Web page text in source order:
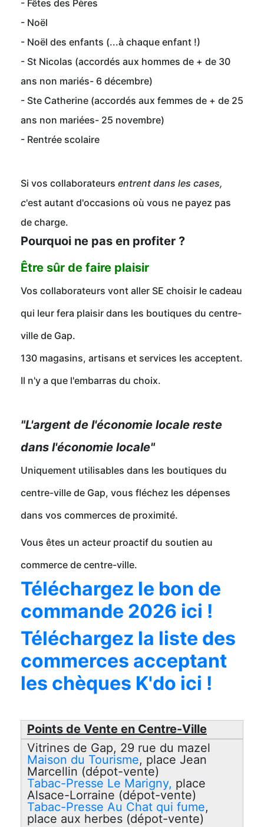
- Fêtes des Pères
- Noël
- Noël des enfants (...à chaque enfant !)
- St Nicolas (accordés aux hommes de + de 30
ans non mariés- 6 décembre)
- Ste Catherine (accordés aux femmes de + de 25
ans non mariées- 25 novembre)
- Rentrée scolaire
Si vos collaborateurs entrent dans les cases,
c'est autant d'occasions où vous ne payez pas
de charge.
Pourquoi ne pas en profiter ?
Être sûr de faire plaisir
Vos collaborateurs vont aller SE choisir le cadeau
qui leur fera plaisir dans les boutiques du centre-
ville de Gap.
130 magasins, artisans et services les acceptent.
Il n'y a que l'embarras du choix.
"L'argent de l'économie locale reste
dans l'économie locale"
Uniquement utilisables dans les boutiques du
centre-ville de Gap, vous fléchez les dépenses
dans vos commerces de proximité.
Vous êtes un acteur proactif du soutien au
commerce de centre-ville.
Téléchargez le bon de
commande 2026 ici !
Téléchargez la liste des
commerces acceptant
les chèques K'do ici !
Points de Vente en Centre-Ville
Vitrines de Gap, 29 rue du mazel
Maison du Tourisme, place Jean
Marcellin (dépot-vente)
Tabac-Presse Le Marigny, place
Alsace-Lorraine (dépot-vente)
Tabac-Presse Au Chat qui fume,
place aux herbes (dépot-vente)